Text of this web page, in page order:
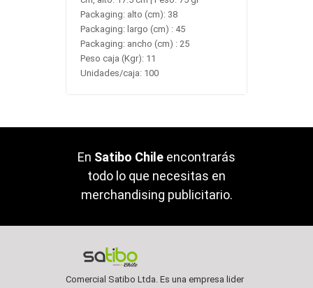
Packaging: alto (cm): 38
Packaging: largo (cm) : 45
Packaging: ancho (cm) : 25
Peso caja (Kgr): 11
Unidades/caja: 100
En Satibo Chile encontrarás
todo lo que necesitas en
merchandising publicitario.
Comercial Satibo Ltda. Es una empresa lider